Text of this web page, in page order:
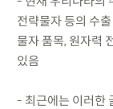
전략물자 등의 수
물자 품목, 원자력
있음
- 최근에는 이러한